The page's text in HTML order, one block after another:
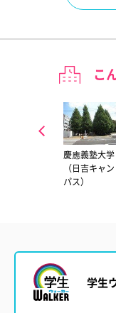
こ
慶應義塾大学
（日吉キャン
パス）
学生